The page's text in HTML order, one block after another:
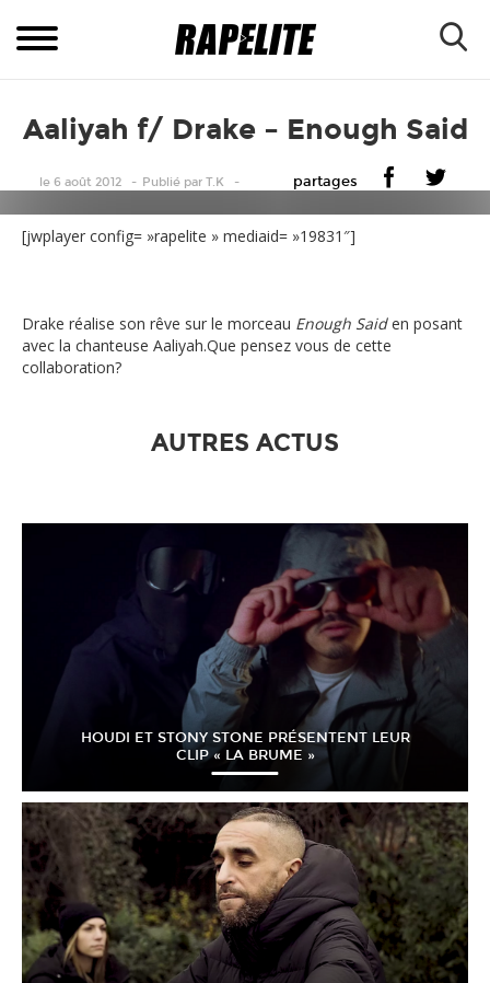
Aaliyah f/ Drake – Enough Said
le 6 août 2012 Publiépar T.K partages
[jwplayer config= »rapelite » mediaid= »19831″]
Drake réalise son rêve sur le morceau Enough Saiden posant
avec la chanteuse Aaliyah.Que pensez vous de cette
collaboration?
AUTRES ACTUS
HOUDI ET STONY STONE PRÉSENTENT LEUR
CLIP « LA BRUME »